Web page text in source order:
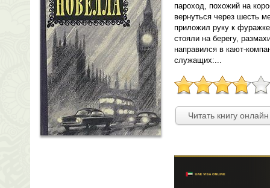
пароход, похожий на
вернуться через шесть
приложил руку к
стояли на берегу,
направился в кают-
служащих:...
Читать книгу